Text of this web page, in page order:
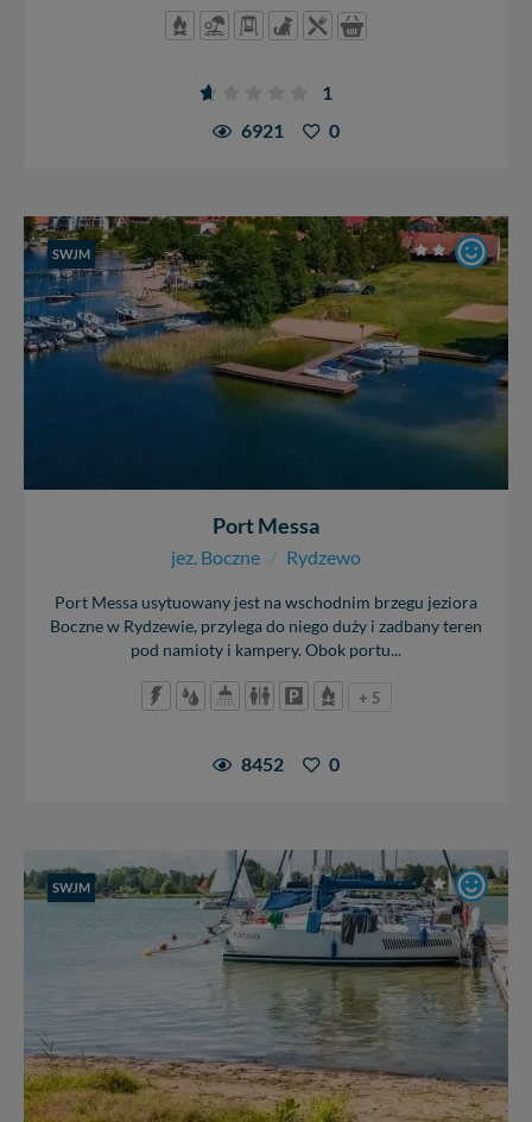
1
6921
0
SWJM
Port Messa
jez. Boczne / Rydzewo
Port Messa usytuowany jest na wschodnim brzegu jeziora
Boczne w Rydzewie, przylega do niego duży i zadbany teren
pod namioty i kampery. Obok portu...
+ 5
8452 0
SWJM